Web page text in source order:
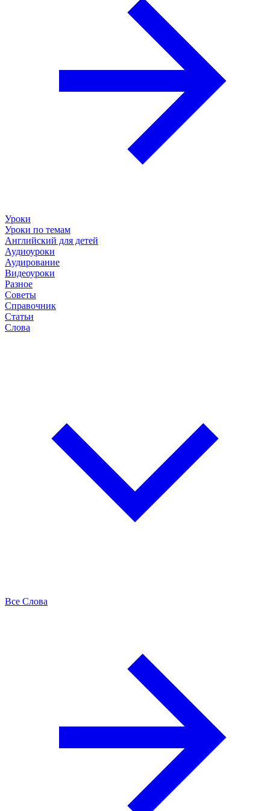
Уроки
Уроки по темам
Английский для детей
Аудиоуроки
Аудирование
Видеоуроки
Разное
Советы
Справочник
Статьи
Слова
Все Слова